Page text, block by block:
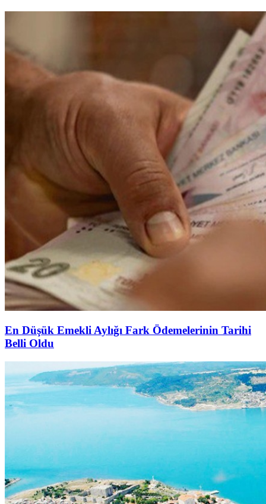
En Düşük Emekli Aylığı Fark Ödemelerinin Tarihi
Belli Oldu